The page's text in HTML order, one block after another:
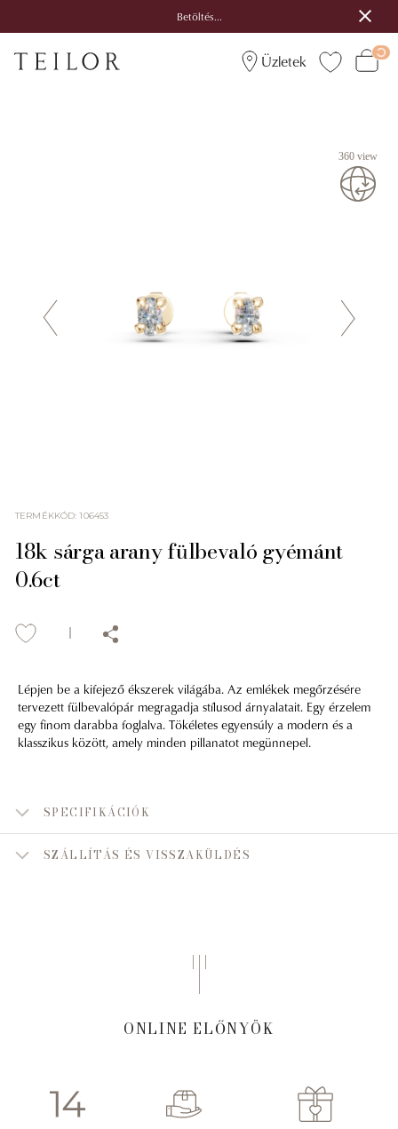
Betöltés...
Üzletek
360 view
TERMÉKKÓD:106453
18k sárga arany fülbevaló gyémánt
0.6ct
Lépjen be a kifejező ékszerek világába. Az emlékek megőrzésére
tervezett fülbevalópár megragadja stílusod árnyalatait. Egy érzelem
egy finom darabba foglalva. Tökéletes egyensúly a modern és a
klasszikus között, amely minden pillanatot megünnepel.
SPECIFIKÁCIÓK
SZÁLLÍTÁS ÉS VISSZAKÜLDÉS
ONLINE ELŐNYÖK